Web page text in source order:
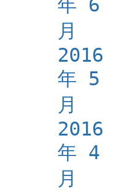
年 6
月
2016
年 5
月
2016
年 4
月